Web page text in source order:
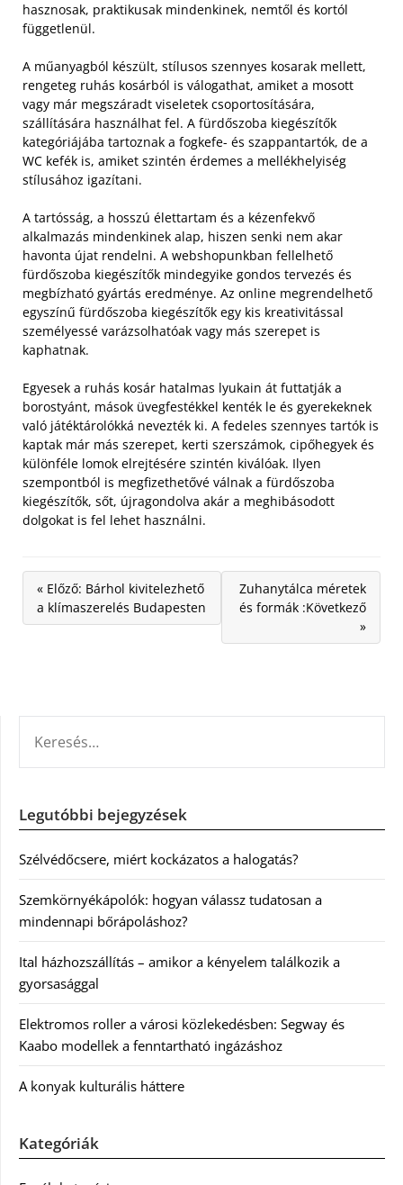
hasznosak, praktikusak mindenkinek, nemtől és kortól
függetlenül.
A műanyagból készült, stílusos szennyes kosarak mellett,
rengeteg ruhás kosárból is válogathat, amiket a mosott
vagy már megszáradt viseletek csoportosítására,
szállítására használhat fel. A fürdőszoba kiegészítők
kategóriájába tartoznak a fogkefe- és szappantartók, de a
WC kefék is, amiket szintén érdemes a mellékhelyiség
stílusához igazítani.
A tartósság, a hosszú élettartam és a kézenfekvő
alkalmazás mindenkinek alap, hiszen senki nem akar
havonta újat rendelni. A webshopunkban fellelhető
fürdőszoba kiegészítők mindegyike gondos tervezés és
megbízható gyártás eredménye. Az online megrendelhető
egyszínű fürdőszoba kiegészítők egy kis kreativitással
személyessé varázsolhatóak vagy más szerepet is
kaphatnak.
Egyesek a ruhás kosár hatalmas lyukain át futtatják a
borostyánt, mások üvegfestékkel kenték le és gyerekeknek
való játéktárolókká nevezték ki. A fedeles szennyes tartók is
kaptak már más szerepet, kerti szerszámok, cipőhegyek és
különféle lomok elrejtésére szintén kiválóak. Ilyen
szempontból is megfizethetővé válnak a fürdőszoba
kiegészítők, sőt, újragondolva akár a meghibásodott
dolgokat is fel lehet használni.
« Előző: Bárhol kivitelezhető
a klímaszerelés Budapesten
Zuhanytálca méretek
és formák :Következő
»
Legutóbbi bejegyzések
Szélvédőcsere, miért kockázatos a halogatás?
Szemkörnyékápolók: hogyan válassz tudatosan a
mindennapi bőrápoláshoz?
Ital házhozszállítás – amikor a kényelem találkozik a
gyorsasággal
Elektromos roller a városi közlekedésben: Segway és
Kaabo modellek a fenntartható ingázáshoz
A konyak kulturális háttere
Kategóriák